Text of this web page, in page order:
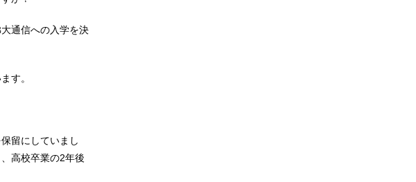
通信への入学を決
す。
留にしていまし
高校卒業の2年後